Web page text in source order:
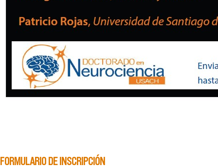
FORMULARIO DE INSCRIPCIÓN